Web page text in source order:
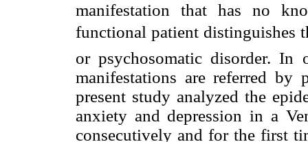
manifestation that has no
functional patient
or psychosomatic disorder. In
manifestations are referred by
present study analyzed the
anxiety and depression in a
consecutively and for the first